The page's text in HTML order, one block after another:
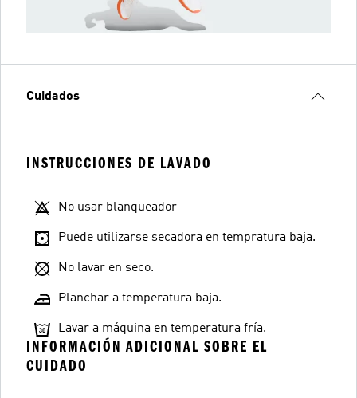
Cuidados
INSTRUCCIONES DE LAVADO
No usar blanqueador
Puede utilizarse secadora en tempratura baja.
No lavar en seco.
Planchar a temperatura baja.
Lavar a máquina en temperatura fría.
INFORMACIÓN ADICIONAL SOBRE EL
CUIDADO